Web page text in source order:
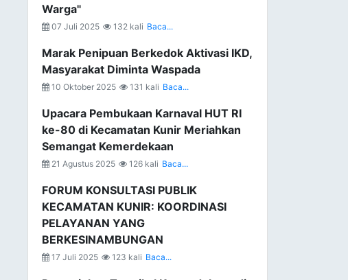
Warga"
07 Juli 2025 132 kali Baca...
Marak Penipuan Berkedok Aktivasi IKD,
Masyarakat Diminta Waspada
10 Oktober 2025 131 kali Baca...
Upacara Pembukaan Karnaval HUT RI
ke-80 di Kecamatan Kunir Meriahkan
Semangat Kemerdekaan
21 Agustus 2025 126 kali Baca...
FORUM KONSULTASI PUBLIK
KECAMATAN KUNIR: KOORDINASI
PELAYANAN YANG
BERKESINAMBUNGAN
17 Juli 2025 123 kali Baca...